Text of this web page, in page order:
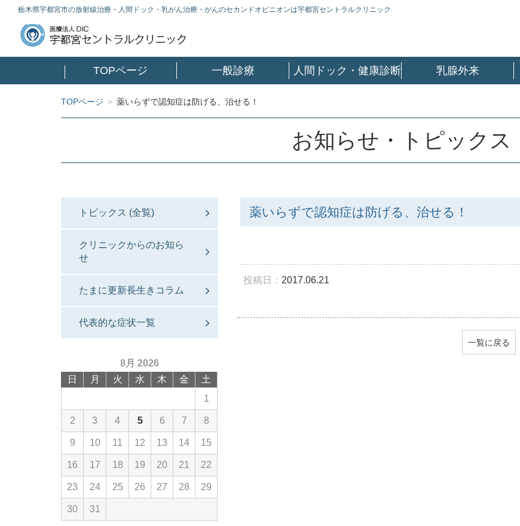
栃木県宇都宮市の放射線治療・人間ドック・乳がん治療・がんのセカンドオピニオンは宇都宮セントラルクリニック
TOPページ 一般診療 人間ドック・健康診断 乳腺外来
TOPページ > 薬いらずで認知症は防げる、治せる！
お知らせ・トピックス
薬いらずで認知症は防げる、治せる！
投稿日： 2017.06.21
一覧に戻る
トピックス (全覧)
クリニックからのお知ら
せ
たまに更新長生きコラム
代表的な症状一覧
8月 2026
日
月 火 水 木 金 土
1
2 3 4 5 6 7 8
9 10 11 12 13 14 15
16 17 18 19 20 21 22
23 24 25 26 27 28 29
30 31